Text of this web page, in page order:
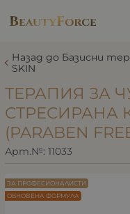
Назад до Базисни
SKIN
ТЕРАПИЯ ЗА
СТРЕСИРАНА
(PARABEN
Арт.№: 11033
ЗА ПРОФЕСИОНАЛИСТИ
ОБНОВЕНА ФОРМУЛА